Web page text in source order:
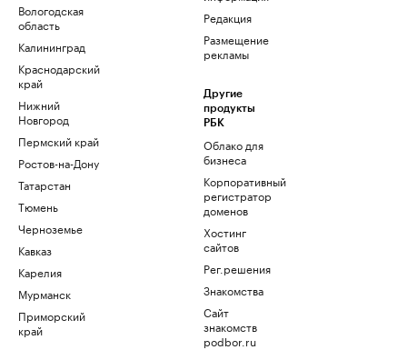
Вологодская
область
Калининград
Краснодарский
край
Нижний
Новгород
Пермский край
Ростов-на-Дону
Татарстан
Тюмень
Черноземье
Кавказ
Карелия
Мурманск
Приморский
край
Редакция
Размещение
рекламы
Другие
продукты
РБК
Облако для
бизнеса
Корпоративный
регистратор
доменов
Хостинг
сайтов
Рег.решения
Знакомства
Сайт
знакомств
podbor.ru